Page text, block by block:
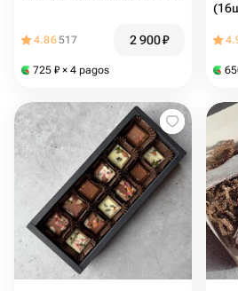
4.86517 2 900₽
725 ₽ × 4 pagos